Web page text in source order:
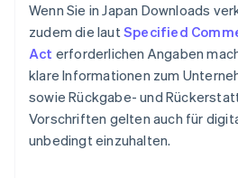
Wenn Sie in Japan Downloads
zudem die lautSpecified
Act erforderlichen Angaben
klare Informationen zum
sowie Rückgabe- und
Vorschriften gelten auch für
unbedingt einzuhalten.